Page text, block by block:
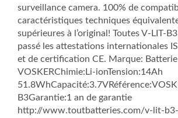
surveillance camera. 100% de
caractéristiques techniques
supérieures à l’original! Toutes V-LIT-
passé les attestations internationales
et de certification CE. Marque: Batterie
VOSKERChimie:Li-ionTension:14Ah
B3Garantie:1 an de garantie
http://www.toutbatteries.com/v-lit-